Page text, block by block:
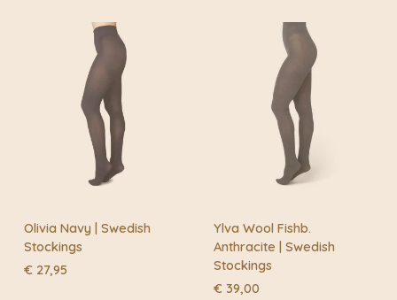
Naam
E-mail
aan DHL of Post.nl
Olivia Navy | Swedish
Stockings
€ 27,95
Ylva Wool Fishb.
Anthracite | Swedish
Stockings
€ 39,00